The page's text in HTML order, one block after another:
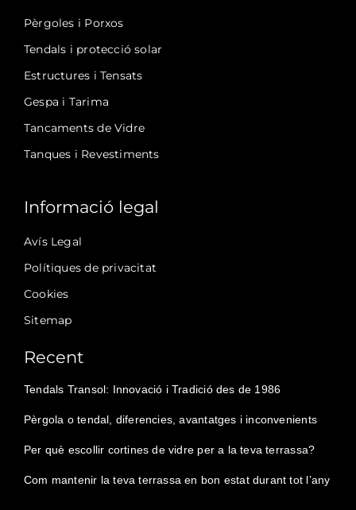
Pèrgoles i Porxos
Tendals i protecció solar
Estructures i Tensats
Gespa i Tarima
Tancaments de Vidre
Tanques i Revestiments
Informació legal
Avís Legal
Polítiques de privacitat
Cookies
Sitemap
Recent
Tendals Transol: Innovació i Tradició des de 1986
Pèrgola o tendal, diferencies, avantatges i inconvenients
Per què escollir cortines de vidre per a la teva terrassa?
Com mantenir la teva terrassa en bon estat durant tot l’any